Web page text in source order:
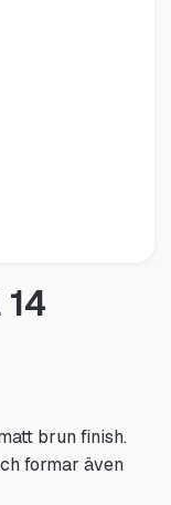
brun finish.
formar även